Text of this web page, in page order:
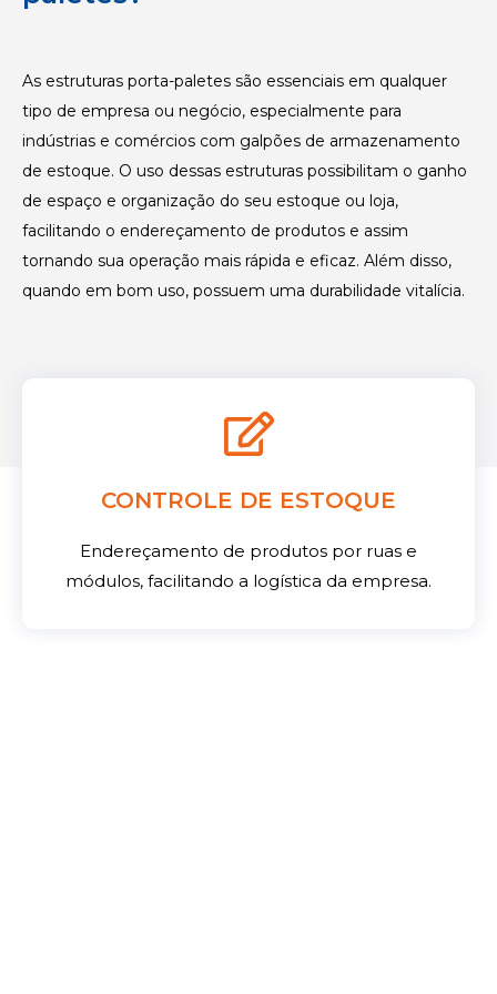
As estruturas porta-paletes são essenciais em qualquer
tipo de empresa ou negócio, especialmente para
indústrias e comércios com galpões de armazenamento
de estoque. O uso dessas estruturas possibilitam o ganho
de espaço e organização do seu estoque ou loja,
facilitando o endereçamento de produtos e assim
tornando sua operação mais rápida e eficaz. Além disso,
quando em bom uso, possuem uma durabilidade vitalícia.
CONTROLE DE ESTOQUE
Endereçamento de produtos por ruas e
módulos, facilitando a logística da empresa.